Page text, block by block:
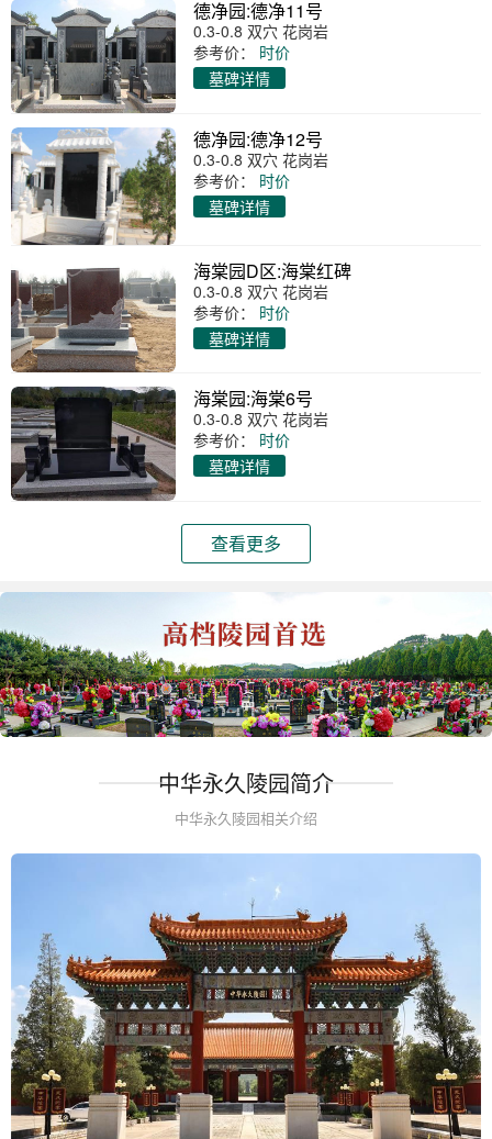
德净园:德净11号
0.3-0.8 双穴 花岗岩
参考价：
时价
墓碑详情
德净园:德净12号
0.3-0.8 双穴 花岗岩
参考价：
时价
墓碑详情
海棠园D区:海棠红碑
0.3-0.8 双穴 花岗岩
参考价：
时价
墓碑详情
海棠园:海棠6号
0.3-0.8 双穴 花岗岩
参考价：
时价
墓碑详情
查看更多
中华永久陵园简介
中华永久陵园相关介绍